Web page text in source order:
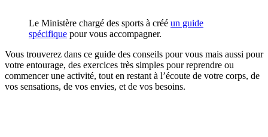
Le Ministère chargé des sports à créé un guide
spécifique pour vous accompagner.
Vous trouverez dans ce guide des conseils pour vous mais aussi pour
votre entourage, des exercices très simples pour reprendre ou
commencer une activité, tout en restant à l’écoute de votre corps, de
vos sensations, de vos envies, et de vos besoins.